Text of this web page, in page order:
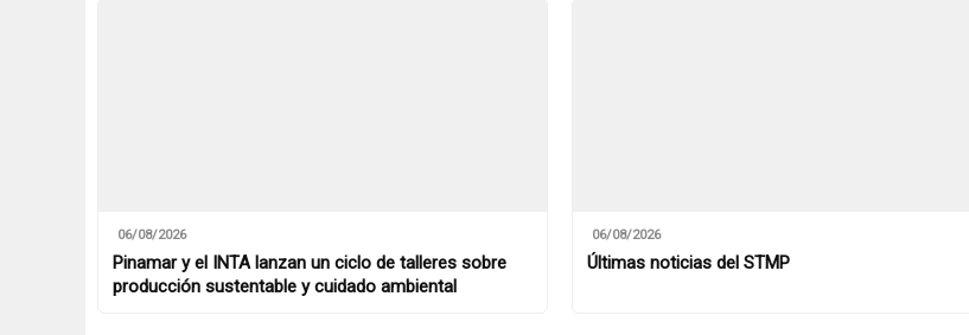
06/08/2026
Pinamar y el INTA lanzan un ciclo de talleres sobre
producción sustentable y cuidado ambiental
06/08/2026
Últimas noticias del STMP